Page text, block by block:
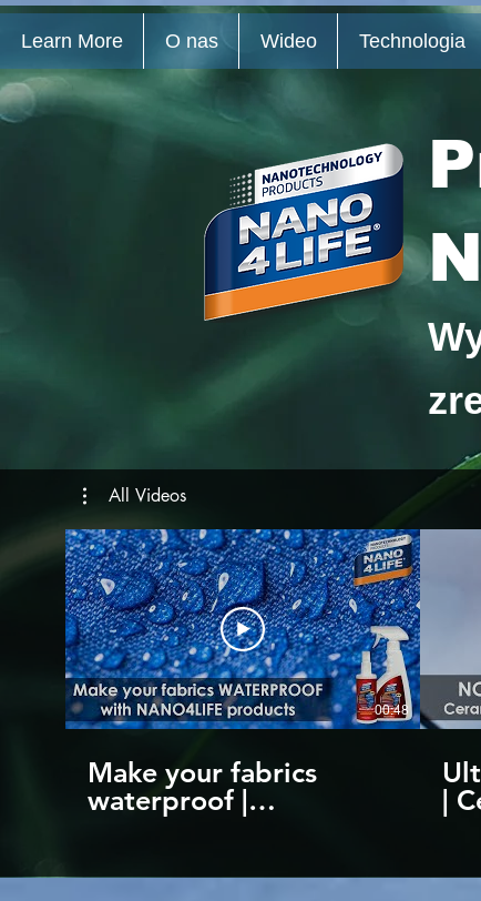
All Videos
00:48
Make your fabrics
waterproof |
Nanotechnology
NANO4LIFE
|
Learn More O nas Wideo Technologia